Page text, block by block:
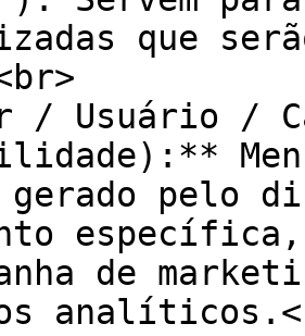
que
/ Usuário /
pelo
de